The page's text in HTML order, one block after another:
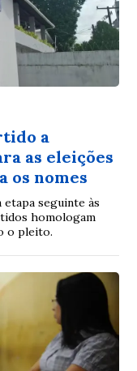
a
as eleições
os nomes
seguinte às
homologam
o pleito.